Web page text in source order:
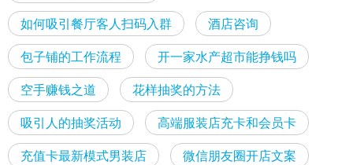
如何吸引餐厅客人扫码入群
酒店咨询
包子铺的工作流程
开一家水产超市能挣钱吗
空手赚钱之道
花样抽奖的方法
吸引人的抽奖活动
高端服装店充卡和会员卡
充值卡最新模式男装店
微信朋友圈开店文案